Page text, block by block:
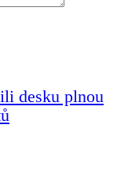
desku plnou